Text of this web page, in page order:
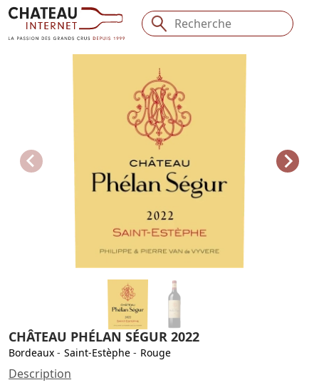
CHÂTEAU PHÉLAN SÉGUR 2022
Bordeaux - Saint-Estèphe - Rouge
Description